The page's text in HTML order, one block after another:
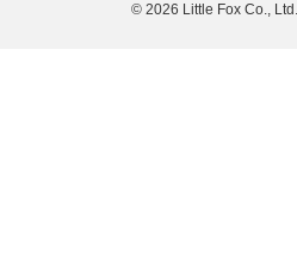
© 2026 Little Fox Co.,